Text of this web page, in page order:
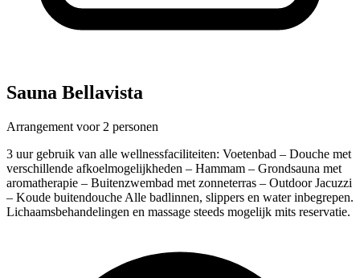
Sauna Bellavista
Arrangement voor 2 personen
3 uur gebruik van alle wellnessfaciliteiten: Voetenbad – Douche met
verschillende afkoelmogelijkheden – Hammam – Grondsauna met
aromatherapie – Buitenzwembad met zonneterras – Outdoor Jacuzzi
– Koude buitendouche Alle badlinnen, slippers en water inbegrepen.
Lichaamsbehandelingen en massage steeds mogelijk mits reservatie.